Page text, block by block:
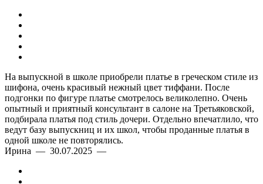
На выпускной в школе приобрели платье в греческом стиле из
шифона, очень красивый нежный цвет тиффани. После
подгонки по фигуре платье смотрелось великолепно. Очень
опытный и приятный консультант в салоне на Третьяковской,
подбирала платья под стиль дочери. Отдельно впечатлило, что
ведут базу выпускниц и их школ, чтобы проданные платья в
одной школе не повторялись.
Ирина — 30.07.2025 —